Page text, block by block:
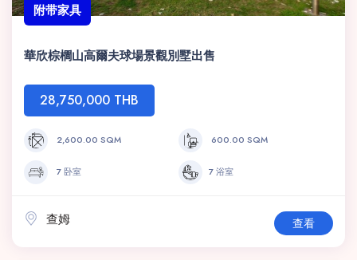
附带家具
華欣棕櫚山高爾夫球場景觀別墅出售
28,750,000 THB
2,600.00 SQM 600.00 SQM
7 卧室 7 浴室
查姆 查看